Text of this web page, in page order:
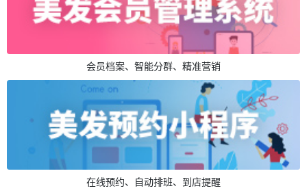
会员档案、智能分群、精准营销
在线预约、自动排班、到店提醒